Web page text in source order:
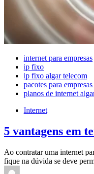
internet para empresas
ip fixo
ip fixo algar telecom
pacotes para
planos de internet
Internet
5 vantagens em
Ao contratar uma internet
fique na dúvida se deve